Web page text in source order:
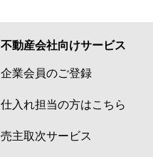
不動産会社向けサービス
企業会員のご登録
仕入れ担当の方はこちら
売主取次サービス